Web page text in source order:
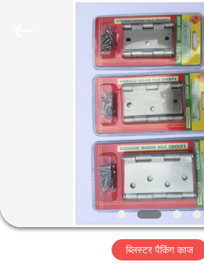
हमारे
बारे
ब्लिस्टर पैकिंग काज